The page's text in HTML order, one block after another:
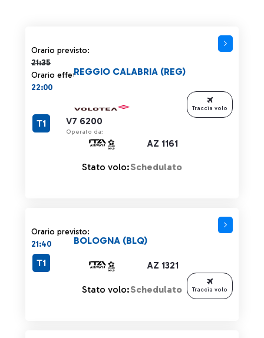
Orario previsto:
21:35
Orario previsto 21:35 barrato
Orario effettivo:
22:00
V7 6200
Operato da:
AZ 1161
REGGIO CALABRIA (REG)
T1
Stato volo:Schedulato
Traccia volo
Orario previsto:
21:40
AZ 1321
BOLOGNA (BLQ)
T1
Stato volo:Schedulato Traccia volo